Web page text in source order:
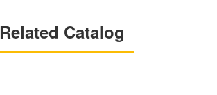
Related Catalog